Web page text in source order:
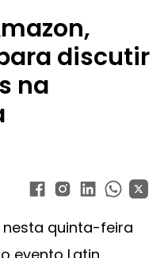
discutir
na
nesta quinta-feira